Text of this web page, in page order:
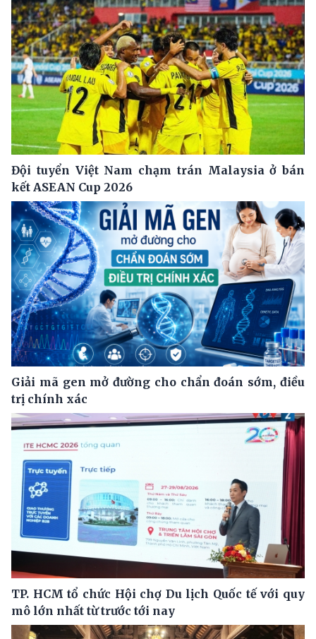
Đội tuyển Việt Nam chạm trán Malaysia ở bán
kết ASEAN Cup 2026
Giải mã gen mở đường cho chẩn đoán sớm, điều
trị chính xác
TP. HCM tổ chức Hội chợ Du lịch Quốc tế với quy
mô lớn nhất từ trước tới nay